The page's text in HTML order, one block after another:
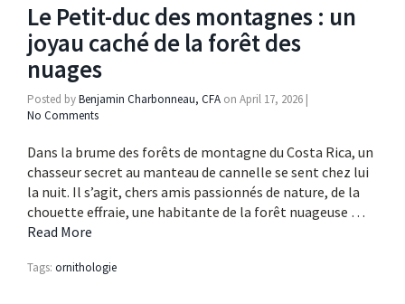
Le Petit-duc des montagnes : un
joyau caché de la forêt des
nuages
Posted byBenjamin Charbonneau, CFA on April 17, 2026 |
No Comments
Dans la brume des forêts de montagne du Costa Rica, un
chasseur secret au manteau de cannelle se sent chez lui
la nuit. Il s’agit, chers amis passionnés de nature, de la
chouette effraie, une habitante de la forêt nuageuse …
Read More
Tags: ornithologie